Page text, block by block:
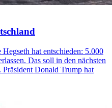
hat entschieden: 5.000
Das soll in den nächsten
Präsident Donald Trump hat